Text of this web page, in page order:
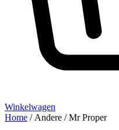
Winkelwagen
Home / Andere / Mr Proper